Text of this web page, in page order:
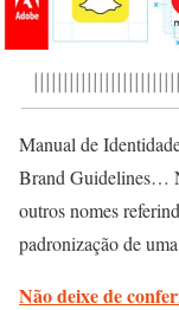
Manual de
Brand Guidelines…
outros nomes
padronização de
Não deixe de